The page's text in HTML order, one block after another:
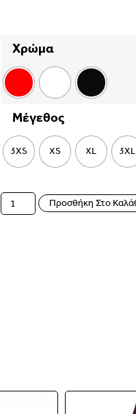
Χρώμα
Μέγεθος
3XS XS XL 3XL
Προσθήκη Στο